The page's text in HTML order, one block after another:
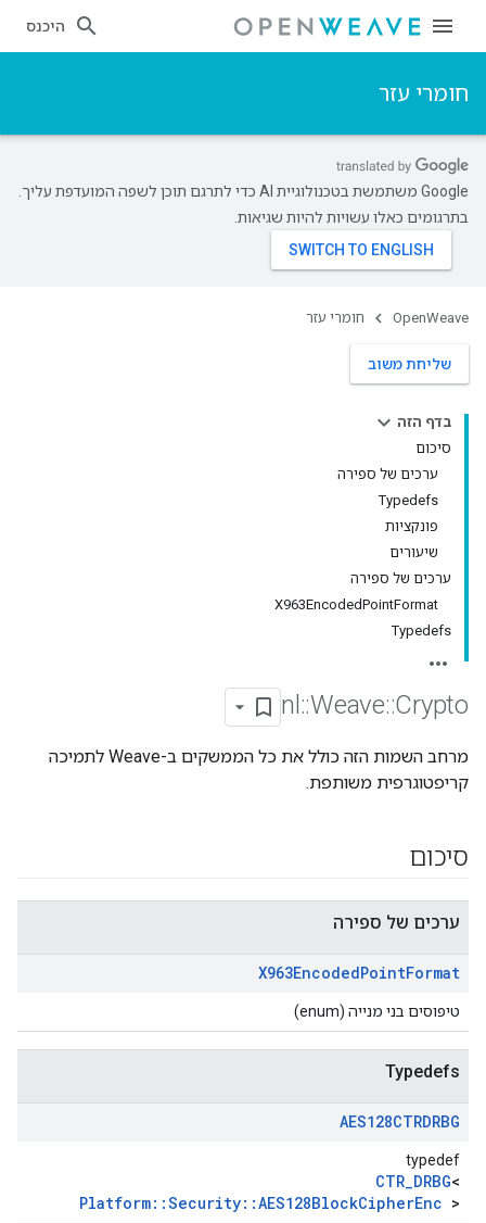
היכנס
חומרי עזר
‫Google משתמשת בטכנולוגיית AI כדי לתרגם תוכן לשפה המועדפת עליך.
בתרגומים כאלו עשויות להיות שגיאות.
OpenWeave חומרי עזר
שליחת משוב
בדף הזה
סיכום
ערכים של ספירה
Typedefs
פונקציות
שיעורים
ערכים של ספירה
X963EncodedPointFormat
Typedefs
nl ::Weave::Crypto
מרחב השמות הזה כולל את כל הממשקים ב-Weave לתמיכה
קריפטוגרפית משותפת.
סיכום
ערכים של ספירה
X963EncodedPointFormat
טיפוסים בני מנייה (enum)
Typedefs
AES128CTRDRBG
typedef
CTR_DRBG<
Platform::Security::AES128BlockCipherEnc >